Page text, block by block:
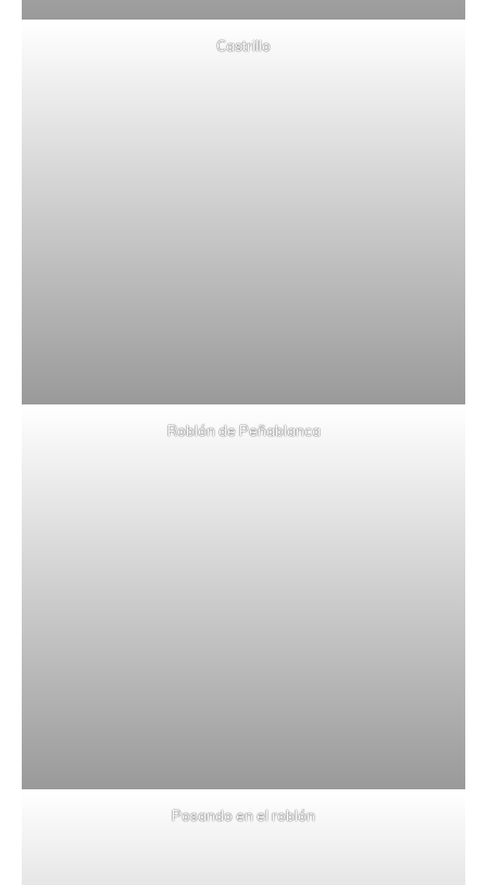
Castrillo
Roblón de Peñablanca
Posando en el roblón